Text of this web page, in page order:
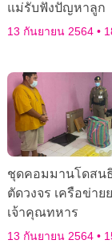
แม่รับฟังปัญหาลูก
13 กันยายน 2564
ชุดคอมมานโดสน
ตัดวงจร เครือข่าย
เจ้าคุณทหาร
13 กันยายน 2564